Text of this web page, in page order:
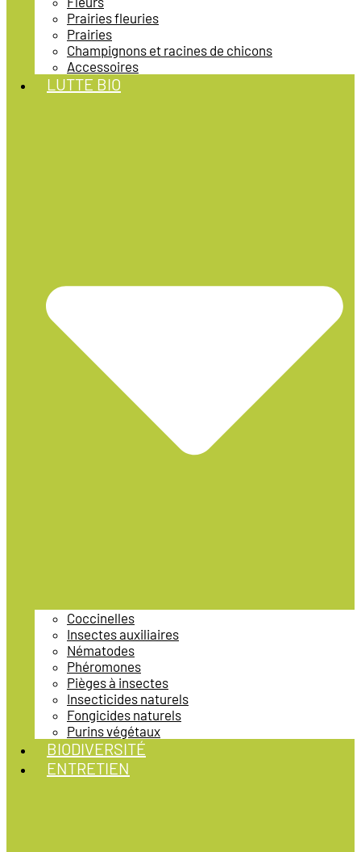
Prairies fleuries
Prairies
Champignons et racines de chicons
Accessoires
LUTTE BIO
Coccinelles
Insectes auxiliaires
Nématodes
Phéromones
Pièges à insectes
Insecticides naturels
Fongicides naturels
Purins végétaux
BIODIVERSITÉ
ENTRETIEN